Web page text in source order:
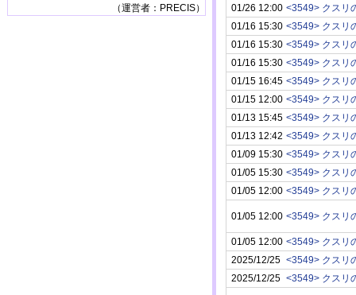
01/26 12:00
01/16 15:30
01/16 15:30
01/16 15:30
01/15 16:45
01/15 12:00
01/13 15:45
01/13 12:42
01/09 15:30
01/05 15:30
01/05 12:00
01/05 12:00
01/05 12:00
2025/12/25
2025/12/25
（運営者：PRECIS）